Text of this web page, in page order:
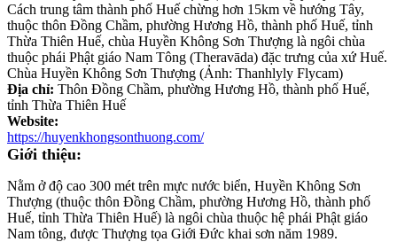
Cách trung tâm thành phố Huế chừng hơn 15km về hướng Tây,
thuộc thôn Đồng Chầm, phường Hương Hồ, thành phố Huế, tỉnh
Thừa Thiên Huế, chùa Huyền Không Sơn Thượng là ngôi chùa
thuộc phái Phật giáo Nam Tông (Theravāda) đặc trưng của xứ Huế.
Chùa Huyền Không Sơn Thượng (Ảnh: Thanhlyly Flycam)
Địa chỉ: Thôn Đồng Chầm, phường Hương Hồ, thành phố Huế,
tỉnh Thừa Thiên Huế
Website:
https://huyenkhongsonthuong.com/
Giới thiệu:
Nằm ở độ cao 300 mét trên mực nước biển, Huyền Không Sơn
Thượng (thuộc thôn Đồng Chầm, phường Hương Hồ, thành phố
Huế, tỉnh Thừa Thiên Huế) là ngôi chùa thuộc hệ phái Phật giáo
Nam tông, được Thượng tọa Giới Đức khai sơn năm 1989.